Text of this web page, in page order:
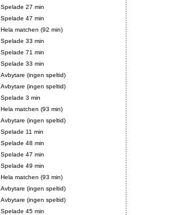
Spelade 27 min
Spelade 47 min
Hela matchen (92 min)
Spelade 33 min
Spelade 71 min
Spelade 33 min
Avbytare (ingen speltid)
Avbytare (ingen speltid)
Spelade 3 min
Hela matchen (93 min)
Avbytare (ingen speltid)
Spelade 11 min
Spelade 48 min
Spelade 47 min
Spelade 49 min
Hela matchen (93 min)
Avbytare (ingen speltid)
Avbytare (ingen speltid)
Spelade 45 min